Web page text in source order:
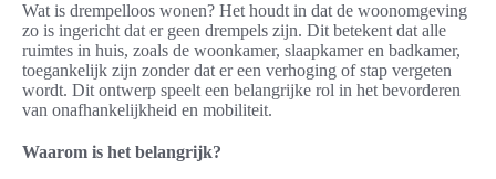
Wat is drempelloos wonen? Het houdt in dat de woonomgeving
zo is ingericht dat er geen drempels zijn. Dit betekent dat alle
ruimtes in huis, zoals de woonkamer, slaapkamer en badkamer,
toegankelijk zijn zonder dat er een verhoging of stap vergeten
wordt. Dit ontwerp speelt een belangrijke rol in het bevorderen
van onafhankelijkheid en mobiliteit.
Waarom is het belangrijk?